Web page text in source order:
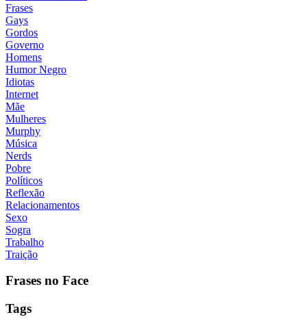
Frases
Gays
Gordos
Governo
Homens
Humor Negro
Idiotas
Internet
Mãe
Mulheres
Murphy
Música
Nerds
Pobre
Políticos
Reflexão
Relacionamentos
Sexo
Sogra
Trabalho
Traição
Frases no Face
Tags